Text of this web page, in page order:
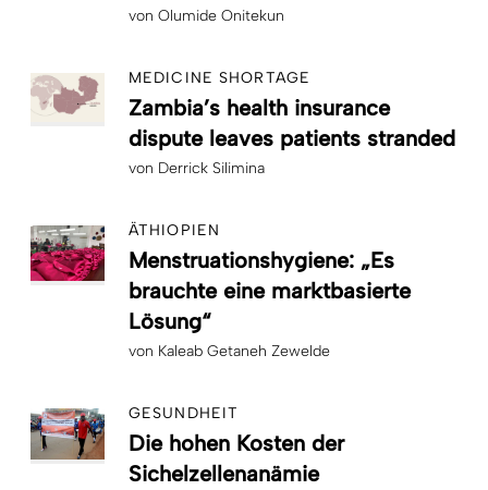
von Olumide Onitekun
MEDICINE SHORTAGE
Zambia’s health insurance
dispute leaves patients stranded
von Derrick Silimina
ÄTHIOPIEN
Menstruationshygiene: „Es
brauchte eine marktbasierte
Lösung“
von Kaleab Getaneh Zewelde
GESUNDHEIT
Die hohen Kosten der
Sichelzellenanämie